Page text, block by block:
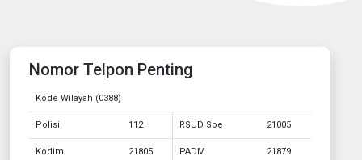
Nomor Telpon Penting
Kode Wilayah (0388)
Polisi 112 RSUD Soe 21005
Kodim 21805 PADM 21879